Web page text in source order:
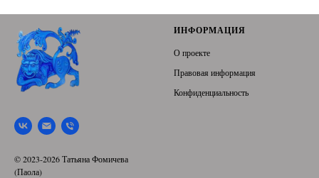
© 2023-2026 Татьяна Фомичева
(Паола)
ИНФОРМАЦИЯ
О проекте
Правовая информация
Конфиденциальность